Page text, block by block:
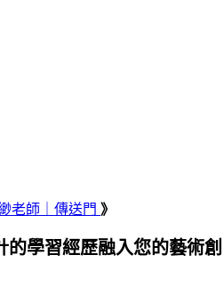
老師｜傳送門 》
的學習經歷融入您的藝術創